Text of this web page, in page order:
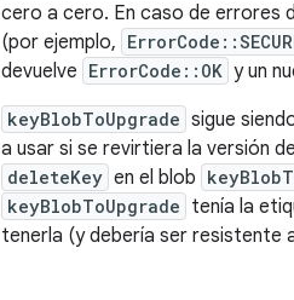
cero a cero. En caso de errores
(por ejemplo,
devuelve ErrorCode::OK y un
keyBlobToUpgrade sigue
a usar si se revirtiera la versión
deleteKey en el blob
keyBlobToUpgrade tenía la
tenerla (y debería ser resistente